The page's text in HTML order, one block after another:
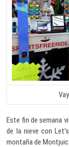
Este fin de semana
de la nieve con
montaña de Montjuic.